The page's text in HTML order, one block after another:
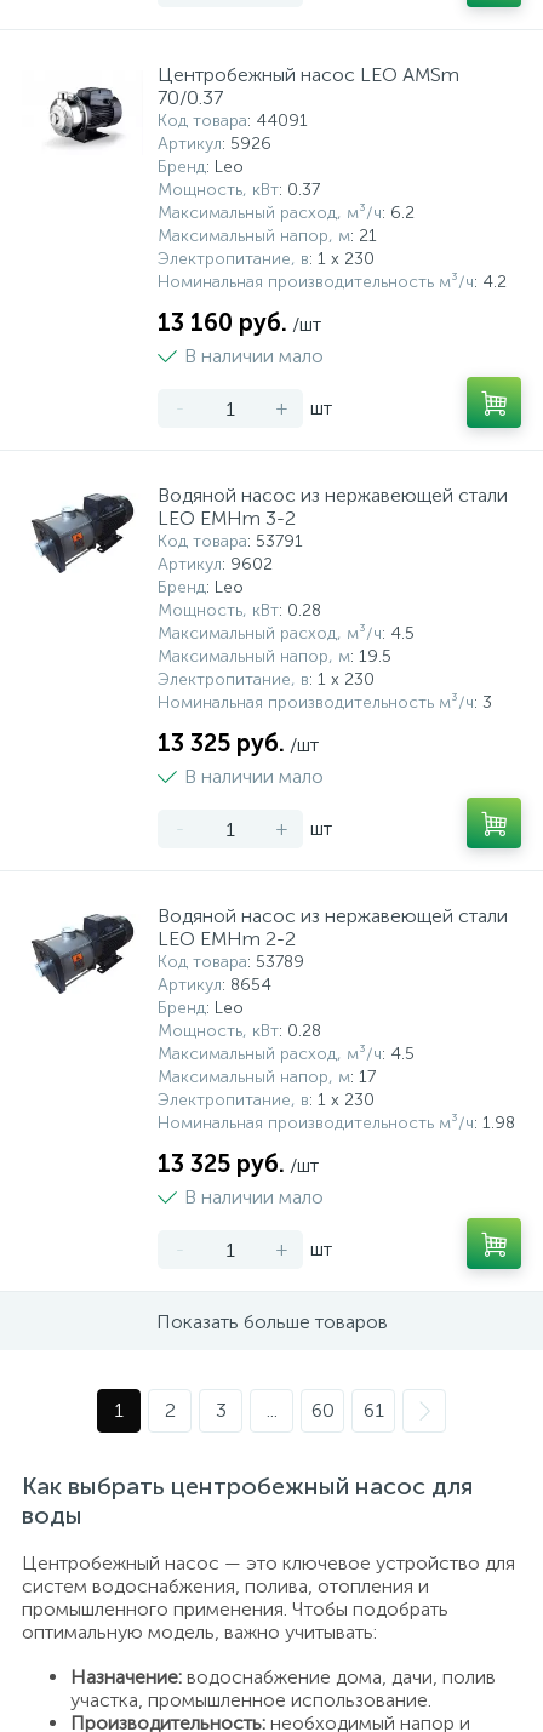
Центробежный насос LEO AMSm
70/0.37
Код товара: 44091
Артикул: 5926
Бренд: Leo
Мощность, кВт: 0.37
Максимальный расход, м³/ч: 6.2
Максимальный напор, м: 21
Электропитание, в: 1 x 230
Номинальная производительность м³/ч: 4.2
13 160 руб. /шт
В наличии мало
- + шт
Водяной насос из нержавеющей стали
LEO EMHm 3-2
Код товара: 53791
Артикул: 9602
Бренд: Leo
Мощность, кВт: 0.28
Максимальный расход, м³/ч: 4.5
Максимальный напор, м: 19.5
Электропитание, в: 1 x 230
Номинальная производительность м³/ч: 3
13 325 руб. /шт
В наличии мало
- + шт
Водяной насос из нержавеющей стали
LEO EMHm 2-2
Код товара: 53789
Артикул: 8654
Бренд: Leo
Мощность, кВт: 0.28
Максимальный расход, м³/ч: 4.5
Максимальный напор, м: 17
Электропитание, в: 1 x 230
Номинальная производительность м³/ч: 1.98
13 325 руб. /шт
В наличии мало
- + шт
Показать больше товаров
1 2 3 ... 60 61
Как выбрать центробежный насос для
воды
Центробежный насос — это ключевое устройство для
систем водоснабжения, полива, отопления и
промышленного применения. Чтобы подобрать
оптимальную модель, важно учитывать:
Назначение: водоснабжение дома, дачи, полив
участка, промышленное использование.
Производительность: необходимый напор и